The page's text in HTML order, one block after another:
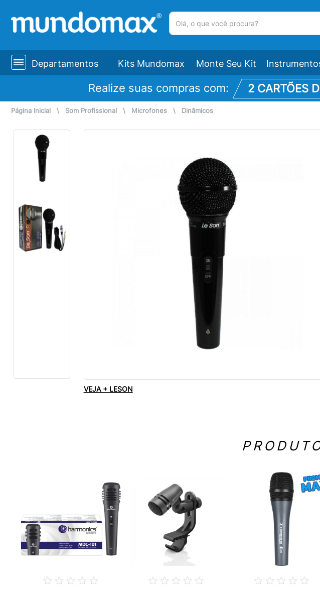
Departamentos Kits Mundomax Monte Seu Kit
Realize suas compras com: 2 CARTÕES
Página Inicial \ Som Profissional \ Microfones \ Dinâmicos
VEJA + LESON